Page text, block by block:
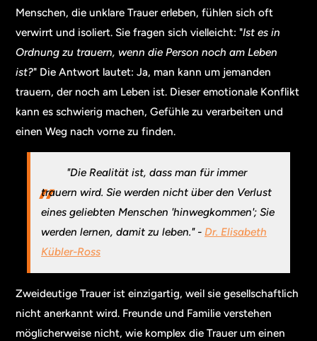
Menschen, die unklare Trauer erleben, fühlen sich oft
verwirrt und isoliert. Sie fragen sich vielleicht: "Ist es in
Ordnung zu trauern, wenn die Person noch am Leben
ist?" Die Antwort lautet: Ja, man kann um jemanden
trauern, der noch am Leben ist. Dieser emotionale Konflikt
kann es schwierig machen, Gefühle zu verarbeiten und
einen Weg nach vorne zu finden.
"Die Realität ist, dass man für immer
trauern wird. Sie werden nicht über den Verlust
eines geliebten Menschen 'hinwegkommen'; Sie
werden lernen, damit zu leben." - Dr. Elisabeth
Kübler-Ross
Zweideutige Trauer ist einzigartig, weil sie gesellschaftlich
nicht anerkannt wird. Freunde und Familie verstehen
möglicherweise nicht, wie komplex die Trauer um einen